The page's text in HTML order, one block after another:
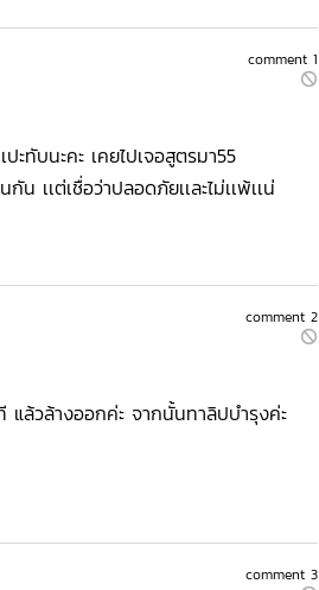
comment 1
ะทับนะคะ เคยไปเจอสูตรมา55
เเต่เชื่อว่าปลอดภัยเเละไม่เเพ้เเน่
comment 2
แล้วล้างออกค่ะ จากนั้นทาลิปบำรุงค่ะ
comment 3